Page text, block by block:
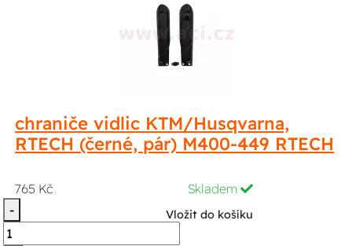
chraniče vidlic KTM/Husqvarna,
RTECH (černé, pár) M400-449 RTECH
765 Kč
Skladem
-
Vložit do košíku